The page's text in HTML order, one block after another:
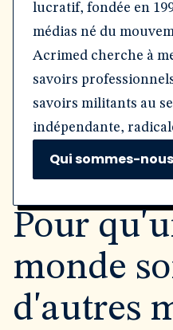
lucratif, fondée en
médias né du
Acrimed cherche à
savoirs
savoirs militants au
indépendante,
Qui sommes-
Pour
monde
d'autres